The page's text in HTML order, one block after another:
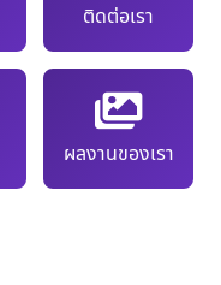
ติดต่อเรา
ผลงานของเรา